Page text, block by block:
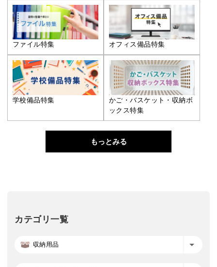
ファイル特集 オフィス備品特集
学校備品特集
かご・バスケット・収納ボ
ックス特集
もっとみる
カテゴリ一覧
収納用品